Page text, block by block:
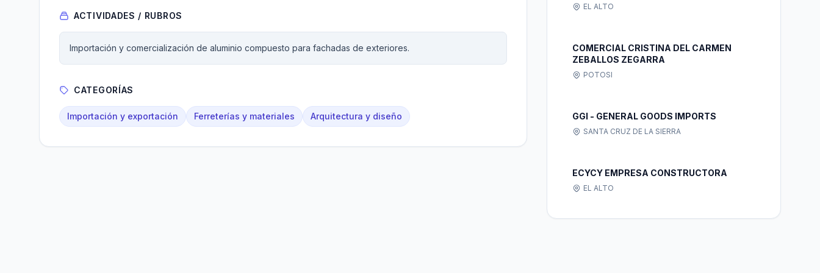
ACTIVIDADES / RUBROS
Importación y comercialización de aluminio compuesto para fachadas de exteriores.
CATEGORÍAS
Importación y exportación Ferreterías y materiales Arquitectura y diseño
EL ALTO
COMERCIAL CRISTINA DEL CARMEN
ZEBALLOS ZEGARRA
POTOSI
GGI - GENERAL GOODS IMPORTS
SANTA CRUZ DE LA SIERRA
ECYCY EMPRESA CONSTRUCTORA
EL ALTO